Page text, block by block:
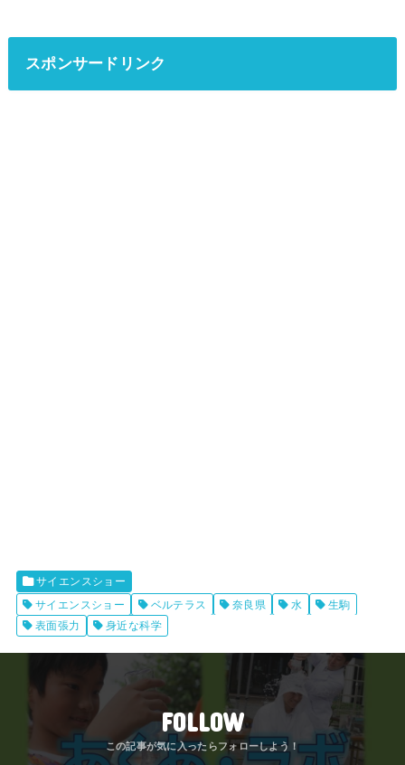
スポンサードリンク
サイエンスショー
サイエンスショー
ベルテラス 奈良県 水
生駒
表面張力
身近な科学
FOLLOW